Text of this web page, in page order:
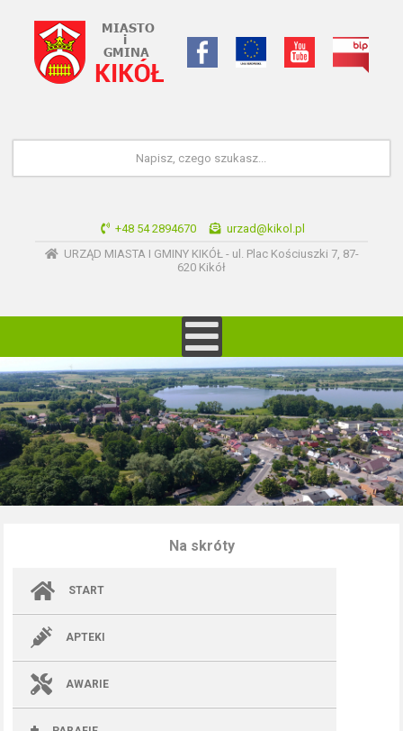
+48 54 2894670
urzad@kikol.pl
URZĄD MIASTA I GMINY KIKÓŁ - ul. Plac Kościuszki 7, 87-
620 Kikół
Na skróty
START
APTEKI
AWARIE